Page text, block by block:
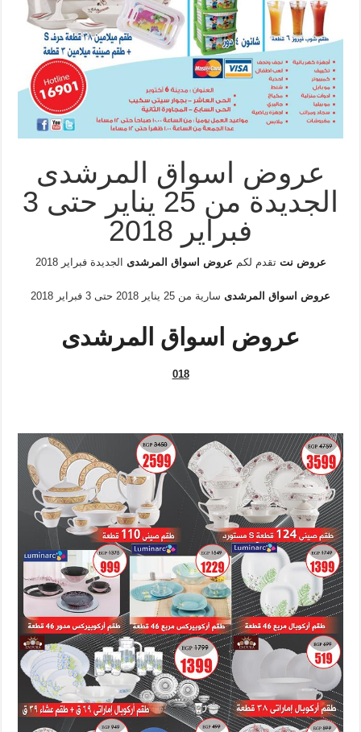
عروض اسواق المرشدى
الجديدة من 25 يناير حتى 3
فبراير 2018
عروض نتتقدم لكم عروض اسواق المرشدىالجديدة فبراير 2018
عروض اسواق المرشدىسارية من 25 يناير 2018 حتى 3 فبراير 2018
عروض اسواق المرشدى
018